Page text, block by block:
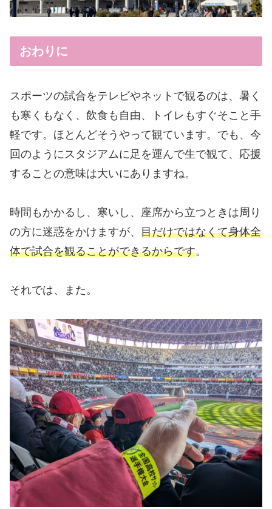
おわりに
スポーツの試合をテレビやネットで観るのは、暑く
も寒くもなく、飲食も自由、トイレもすぐそこと手
軽です。ほとんどそうやって観ています。でも、今
回のようにスタジアムに足を運んで生で観て、応援
することの意味は大いにありますね。
時間もかかるし、寒いし、座席から立つときは周り
の方に迷惑をかけますが、 目だけではなくて身体全
体で試合を観ることができるからです。
それでは、また。